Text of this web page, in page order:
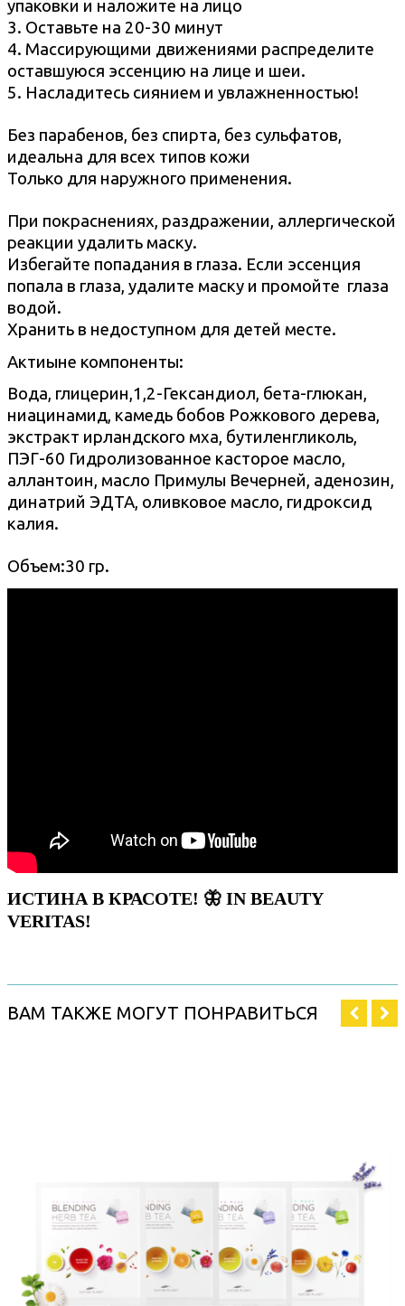
упаковки и наложите на лицо
3. Оставьте на 20-30 минут
4. Массирующими движениями распределите
оставшуюся эссенцию на лице и шеи.
5. Насладитесь сиянием и увлажненностью!
Без парабенов, без спирта, без сульфатов,
идеальна для всех типов кожи
Только для наружного применения.
При покраснениях, раздражении, аллергической
реакции удалить маску.
Избегайте попадания в глаза. Если эссенция
попала в глаза, удалите маску и промойте глаза
водой.
Хранить в недоступном для детей месте.
Актиыне компоненты:
Вода, глицерин,1,2-Гександиол, бета-глюкан,
ниацинамид, камедь бобов Рожкового дерева,
экстракт ирландского мха, бутиленгликоль,
ПЭГ-60 Гидролизованное касторое масло,
аллантоин, масло Примулы Вечерней, аденозин,
динатрий ЭДТА, оливковое масло, гидроксид
калия.
Объем:30 гр.
ИСТИНА В КРАСОТЕ! 🦋 IN BEAUTY
VERITAS!
ВАМ ТАКЖЕ МОГУТ ПОНРАВИТЬСЯ